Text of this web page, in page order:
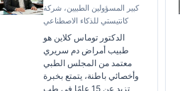
كبير المسؤولين الطبيين، شركة
كانتيستي للذكاء الاصطناعي
الدكتور توماس كلاين هو
طبيب أمراض دم سريري
معتمد من المجلس الطبي
وأخصائي باطنة، يتمتع بخبرة
تزيد عن 15 عامًا في طب